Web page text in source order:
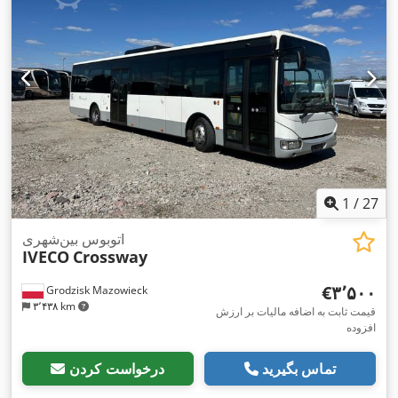
1 /27
Grodzisk Mazowieck
۳٬۴۳۸ km
اتوبوس بین‌شهری
IVECO Crossway
‎€۳٬۵۰۰
قیمت ثابت به اضافه مالیات بر ارزش
افزوده
درخواست کردن تماس بگیرید